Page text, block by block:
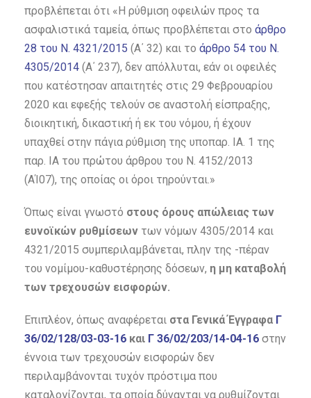
προβλέπεται ότι «Η ρύθμιση οφειλών προς τα
ασφαλιστικά ταμεία, όπως προβλέπεται στο άρθρο
28 του Ν. 4321/2015 (Α΄ 32) και το άρθρο 54 του Ν.
4305/2014 (Α΄ 237), δεν απόλλυται, εάν οι οφειλές
που κατέστησαν απαιτητές στις 29 Φεβρουαρίου
2020 και εφεξής τελούν σε αναστολή είσπραξης,
διοικητική, δικαστική ή εκ του νόμου, ή έχουν
υπαχθεί στην πάγια ρύθμιση της υποπαρ. ΙΑ. 1 της
παρ. ΙΑ του πρώτου άρθρου του Ν. 4152/2013
(ΑΊ07), της οποίας οι όροι τηρούνται.»
Όπως είναι γνωστό στους όρους απώλειας των
ευνοϊκών ρυθμίσεων των νόμων 4305/2014 και
4321/2015 συμπεριλαμβάνεται, πλην της -πέραν
του νομίμου-καθυστέρησης δόσεων, η μη καταβολή
των τρεχουσών εισφορών.
Επιπλέον, όπως αναφέρεται στα Γενικά Έγγραφα Γ
36/02/128/03-03-16 και Γ 36/02/203/14-04-16 στην
έννοια των τρεχουσών εισφορών δεν
περιλαμβάνονται τυχόν πρόστιμα που
καταλογίζονται, τα οποία δύνανται να ρυθμίζονται